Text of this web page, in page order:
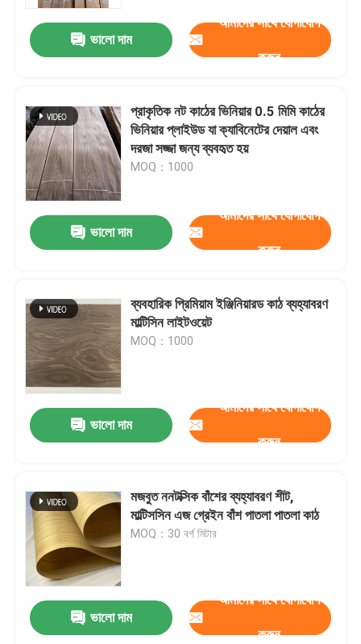
পণ্য
ভিডিও
আমাদের সম্বন্ধে
ভালো দাম
আমাদের সাথে যোগাযোগ
করুন
প্রাকৃতিক নট কাঠের ভিনিয়ার 0.5 মিমি কাঠের
ভিনিয়ার প্লাইউড যা ক্যাবিনেটের দেয়াল এবং
দরজা সজ্জা জন্য ব্যবহৃত হয়
MOQ：1000
ভালো দাম
আমাদের সাথে যোগাযোগ
করুন
ব্যবহারিক প্রিমিয়াম ইঞ্জিনিয়ারড কাঠ ব্যহ্যাবরণ
মাল্টিসিন লাইটওয়েট
MOQ：1000
ভালো দাম
আমাদের সাথে যোগাযোগ
করুন
মজবুত ননটক্সিক বাঁশের ব্যহ্যাবরণ শীট,
মাল্টিসসিন এজ গ্রেইন বাঁশ পাতলা পাতলা কাঠ
MOQ：30 বর্গ মিটার
ভালো দাম
আমাদের সাথে যোগাযোগ
করুন